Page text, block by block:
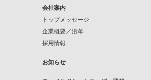
会社案内
トップメッセージ
企業概要／沿革
採用情報
お知らせ